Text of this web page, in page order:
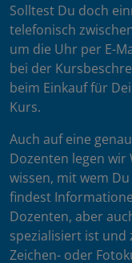
Solltest Du doch
telefonisch
um die Uhr per E-
bei der
beim Einkauf für
Kurs.
Auch auf eine
Dozenten legen wir
wissen, mit wem
findest
Dozenten, aber
spezialisiert ist und
Zeichen- oder